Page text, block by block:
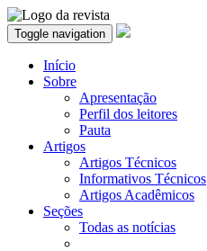
Toggle navigation
Início
Sobre
Apresentação
Perfil dos leitores
Pauta
Artigos
Artigos Técnicos
Informativos Técnicos
Artigos Acadêmicos
Seções
Todas as notícias